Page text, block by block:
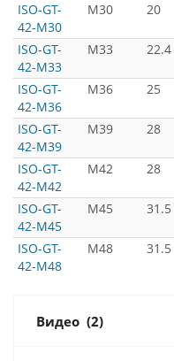
ISO-GT-
42-M30
M30 20
ISO-GT-
42-M33
M33 22.4
ISO-GT-
42-M36
M36 25
ISO-GT-
42-M39
M39 28
ISO-GT-
42-M42
M42 28
ISO-GT-
42-M45
M45 31.5
ISO-GT-
42-M48
M48 31.5
Видео (2)